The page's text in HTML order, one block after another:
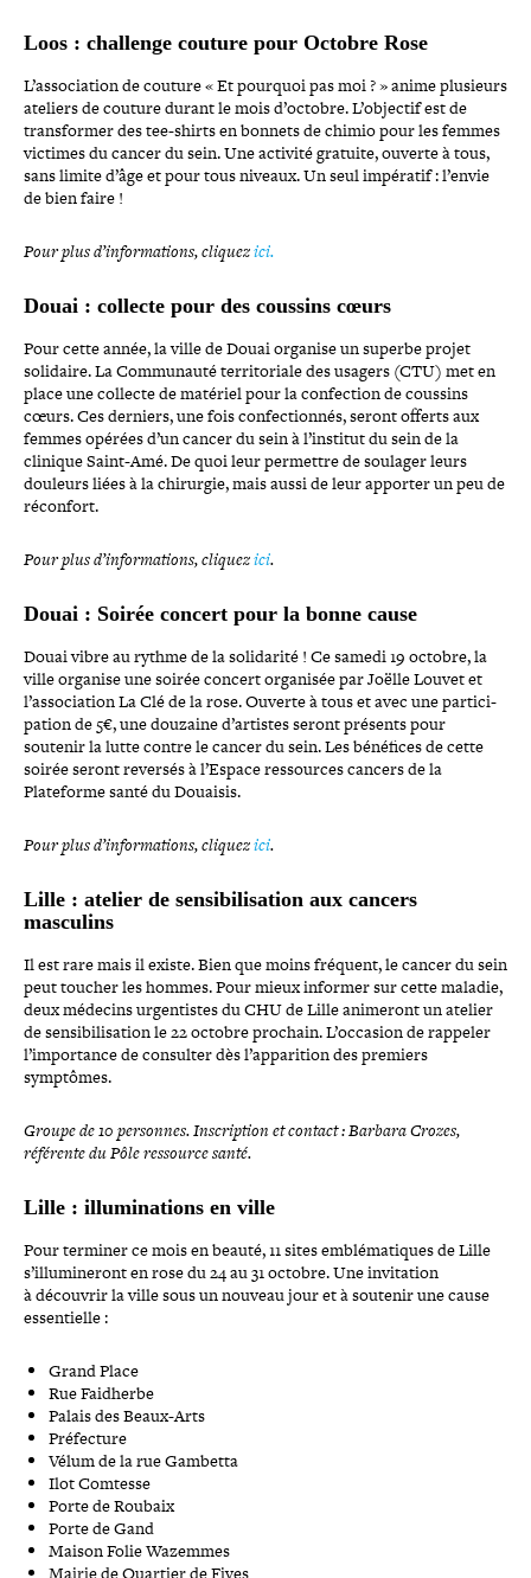
Loos : challenge couture pour Octobre Rose
L’association de couture « Et pourquoi pas moi ? » anime plusieurs
ateliers de couture durant le mois d’octobre. L’objectif est de
trans­for­mer des tee-​shirts en bonnets de chimio pour les femmes
victimes du cancer du sein. Une activité gratuite, ouverte à tous,
sans limite d’âge et pour tous niveaux. Un seul impératif : l’envie
de bien faire !
Pour plus d’informations, cliquezici.
Douai : collecte pour des coussins cœurs
Pour cette année, la ville de Douai organise un superbe projet
solidaire. La Communauté ter­ri­to­riale des usagers (CTU) met en
place une collecte de matériel pour la confec­tion de coussins
cœurs. Ces derniers, une fois confec­tion­nés, seront offerts aux
femmes opérées d’un cancer du sein à l’ins­ti­tut du sein de la
clinique Saint-​Amé. De quoi leur permettre de soulager leurs
douleurs liées à la chirurgie, mais aussi de leur apporter un peu de
réconfort.
Pour plus d’in­for­ma­tions, cliquezici.
Douai : Soirée concert pour la bonne cause
Douai vibre au rythme de la soli­da­rité ! Ce samedi 19 octobre, la
ville organise une soirée concert organisée par Joëlle Louvet et
l’association La Clé de la rose. Ouverte à tous et avec une par­ti­ci­
pa­tion de 5€, une douzaine d’ar­tistes seront présents pour
soutenir la lutte contre le cancer du sein. Les bénéfices de cette
soirée seront reversés à l’Espace res­sources cancers de la
Plateforme santé du Douaisis.
Pour plus d’in­for­ma­tions, cliquezici.
Lille : atelier de sen­si­bi­li­sa­tion aux cancers
masculins
Il est rare mais il existe. Bien que moins fréquent, le cancer du sein
peut toucher les hommes. Pour mieux informer sur cette maladie,
deux médecins urgen­tistes du CHU de Lille animeront un atelier
de sen­si­bi­li­sa­tion le 22 octobre prochain. L’occasion de rappeler
l’im­por­tance de consulter dès l’ap­pa­ri­tion des premiers
symptômes.
Groupe de 10 personnes. Inscription et contact : Barbara Crozes,
référente du Pôle ressource santé.
Lille : illu­mi­na­tions en ville
Pour terminer ce mois en beauté, 11 sites emblé­ma­tiques de Lille
s’illu­mi­ne­ront en rose du 24 au 31 octobre. Une invi­ta­tion
à découvrir la ville sous un nouveau jour et à soutenir une cause
essentielle :
Grand Place
Rue Faidherbe
Palais des Beaux-Arts
Préfecture
Vélum de la rue Gambetta
Ilot Comtesse
Porte de Roubaix
Porte de Gand
Maison Folie Wazemmes
Mairie de Quartier de Fives